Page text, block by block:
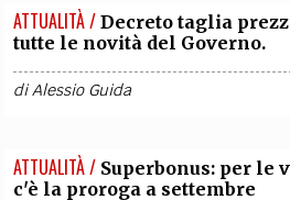
ATTUALITÀ / Decreto taglia
tutte le novità del Governo.
diAlessio Guida
ATTUALITÀ / Superbonus: per le
c'è la proroga a settembre